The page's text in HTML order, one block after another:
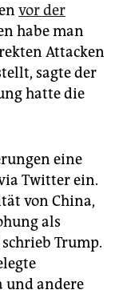
vor der
habe man
Attacken
sagte der
hatte die
eine
Twitter ein.
von China,
als
schrieb Trump.
und andere